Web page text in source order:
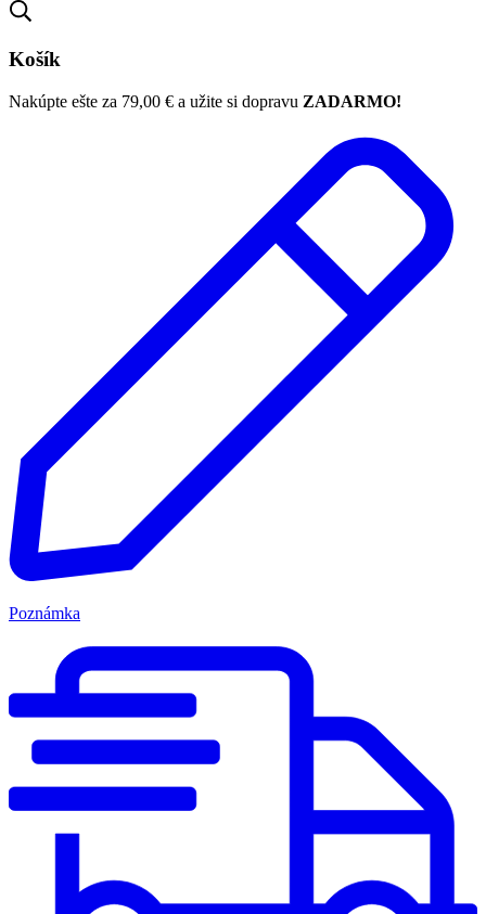
Košík
Nakúpte ešte za 79,00 € a užite si dopravu ZADARMO!
Poznámka